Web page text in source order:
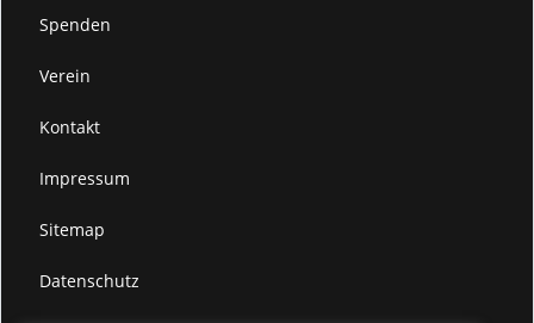
Spenden
Verein
Kontakt
Impressum
Sitemap
Datenschutz